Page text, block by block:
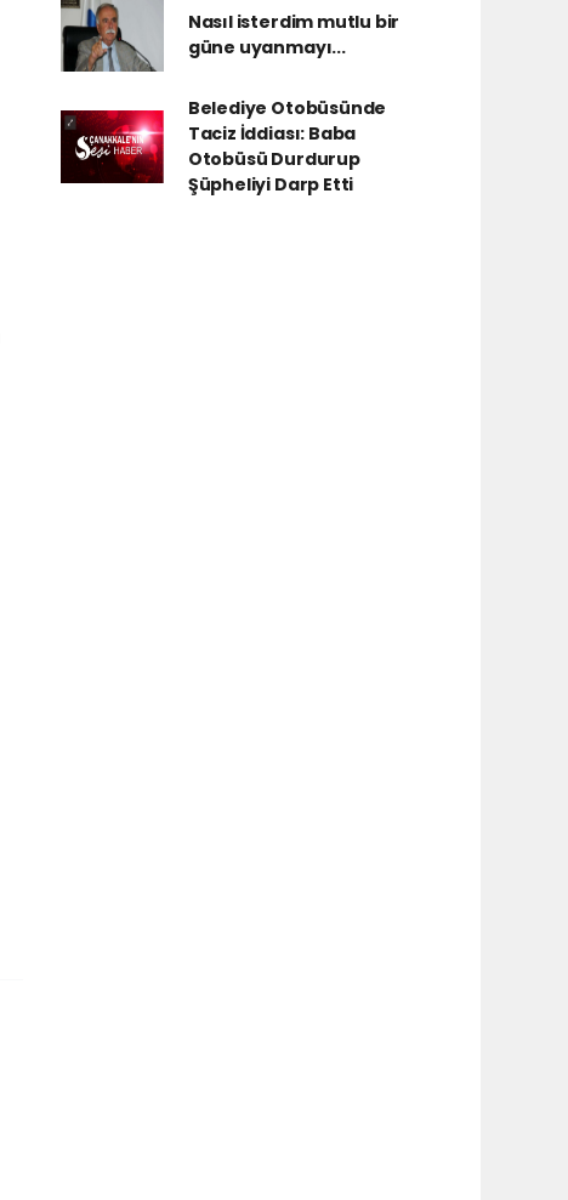
Nasıl isterdim mutlu bir
güne uyanmayı...
Belediye Otobüsünde
Taciz İddiası: Baba
Otobüsü Durdurup
Şüpheliyi Darp Etti